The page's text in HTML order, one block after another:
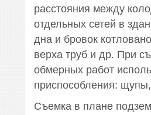
расстояния между
отдельных сетей в
дна и бровок
верха труб и др. При
обмерных работ
приспособления:
Съемка в плане